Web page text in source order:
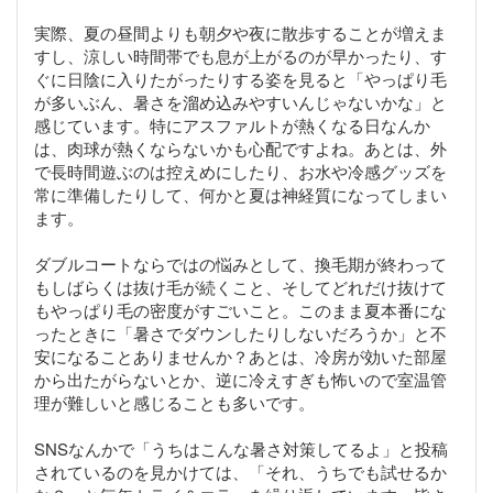
実際、夏の昼間よりも朝夕や夜に散歩することが増えま
すし、涼しい時間帯でも息が上がるのが早かったり、す
ぐに日陰に入りたがったりする姿を見ると「やっぱり毛
が多いぶん、暑さを溜め込みやすいんじゃないかな」と
感じています。特にアスファルトが熱くなる日なんか
は、肉球が熱くならないかも心配ですよね。あとは、外
で長時間遊ぶのは控えめにしたり、お水や冷感グッズを
常に準備したりして、何かと夏は神経質になってしまい
ます。
ダブルコートならではの悩みとして、換毛期が終わって
もしばらくは抜け毛が続くこと、そしてどれだけ抜けて
もやっぱり毛の密度がすごいこと。このまま夏本番にな
ったときに「暑さでダウンしたりしないだろうか」と不
安になることありませんか？あとは、冷房が効いた部屋
から出たがらないとか、逆に冷えすぎも怖いので室温管
理が難しいと感じることも多いです。
SNSなんかで「うちはこんな暑さ対策してるよ」と投稿
されているのを見かけては、「それ、うちでも試せるか